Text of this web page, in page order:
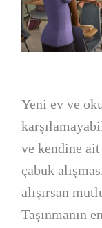
Yeni ev ve
ve kendine
çabuk
alışırsan
Taşınmanın